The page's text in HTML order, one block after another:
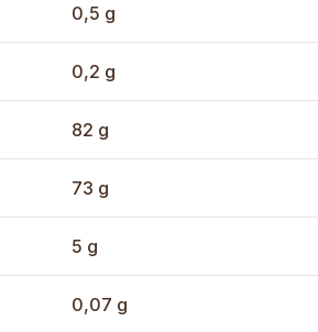
0,5 g
0,2 g
82 g
73 g
5 g
0,07 g